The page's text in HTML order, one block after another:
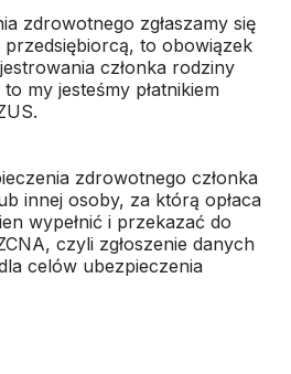
zdrowotnego zgłaszamy się
przedsiębiorcą, to obowiązek
członka rodziny
my jesteśmy płatnikiem
zdrowotnego członka
innej osoby, za którą opłaca
wypełnić i przekazać do
czyli zgłoszenie danych
celów ubezpieczenia